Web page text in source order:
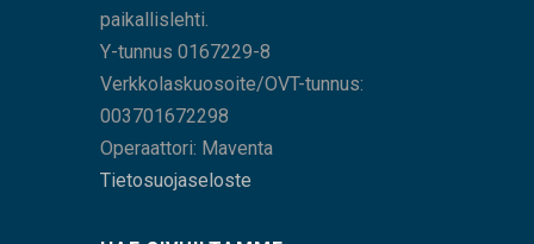
paikallislehti.
Y-tunnus 0167229-8
Verkkolaskuosoite/OVT-tunnus:
003701672298
Operaattori: Maventa
Tietosuojaseloste